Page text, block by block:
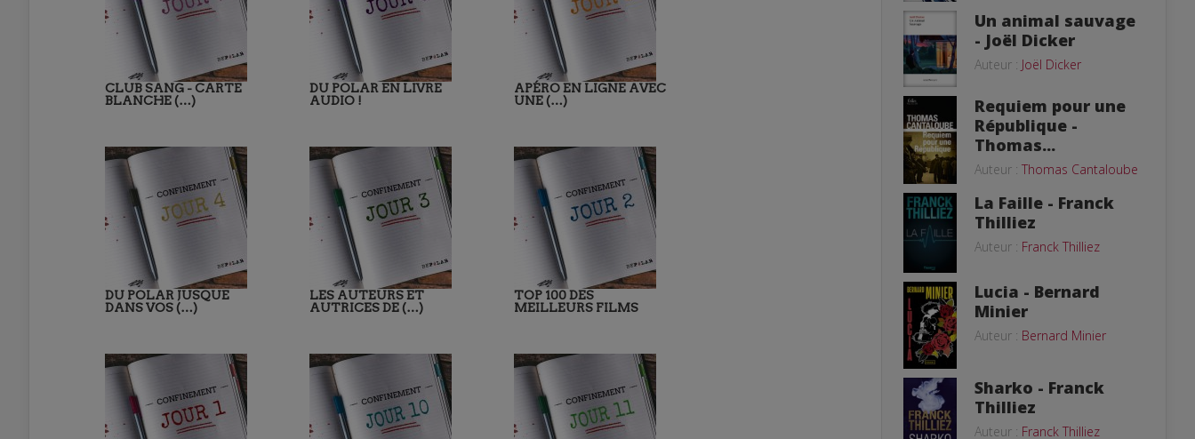
CLUB SANG - CARTE
BLANCHE (…)
DU POLAR EN LIVRE
AUDIO !
APÉRO EN LIGNE AVEC
UNE (…)
DU POLAR JUSQUE
DANS VOS (…)
LES AUTEURS ET
AUTRICES DE (…)
TOP 100 DES
MEILLEURS FILMS
Un animal sauvage
- Joël Dicker
Auteur : Joël Dicker
Requiem pour une
République -
Thomas...
Auteur : Thomas Cantaloube
La Faille - Franck
Thilliez
Auteur : Franck Thilliez
Lucia - Bernard
Minier
Auteur : Bernard Minier
Sharko - Franck
Thilliez
Auteur : Franck Thilliez